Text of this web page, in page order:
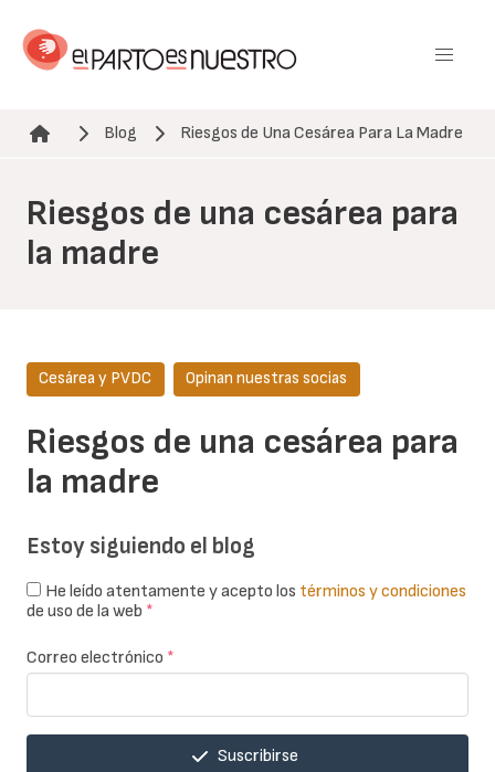
contenido
Ruta de navegación
Blog Riesgos de Una Cesárea Para La Madre
Riesgos de una cesárea para
la madre
Riesgos de una cesárea para
la madre
Cesárea y PVDC Opinan nuestras socias
Estoy siguiendo el blog
He leído atentamente y acepto los términos y condiciones
de uso de la web *
Correo electrónico *
Suscribirse